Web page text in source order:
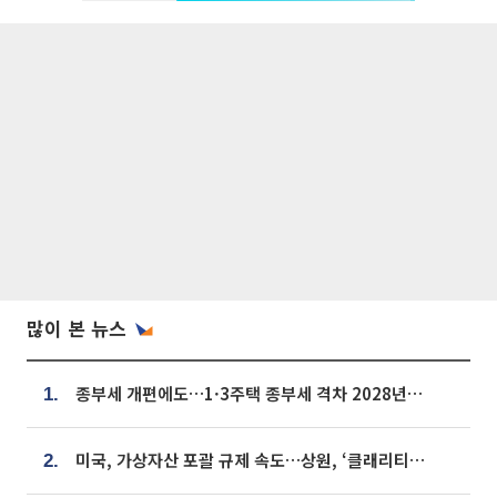
많이 본 뉴스
1. 종부세 개편에도…1·3주택 종부세 격차 2028년부터 확대
2. 미국, 가상자산 포괄 규제 속도…상원, ‘클래리티법’ 9월 절차투표 추진